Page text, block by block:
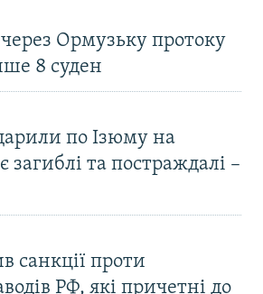
Ормузьку протоку
8 суден
по Ізюму на
загиблі та постраждалі –
санкції проти
РФ, які причетні до